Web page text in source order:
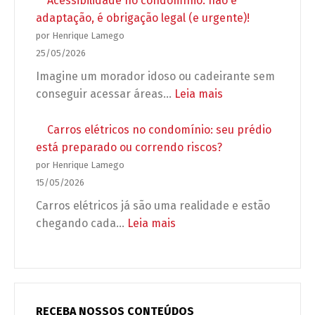
antes
obra?
obrigatório:
podem
seu
condomínio
adaptação, é obrigação legal (e urgente)!
por Henrique Lamego
25/05/2026
Imagine um morador idoso ou cadeirante sem
conseguir acessar áreas… Leia mais
no
adaptação,
Carros elétricos no condomínio: seu prédio
está preparado ou correndo riscos?
por Henrique Lamego
15/05/2026
Carros elétricos já são uma realidade e estão
chegando cada… Leia mais
seu
RECEBA NOSSOS CONTEÚDOS